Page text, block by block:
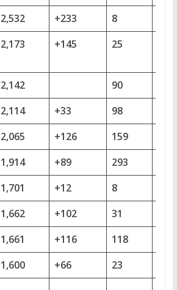
2,532 +233
8
2,173 +145 25
2,142 90
2,114 +33 98
2,065 +126 159
1,914 +89 293
1,701 +12
8
1,662 +102 31
1,661 +116 118
1,600 +66 23